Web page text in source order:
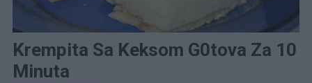
Krempita Sa Keksom G0tova Za 10
Minuta